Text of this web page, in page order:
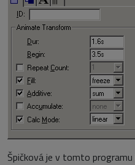
Špičková je v tomto programu